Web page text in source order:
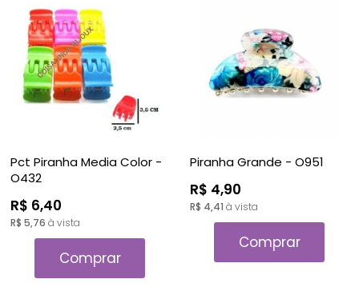
Pct Piranha Media Color -
O432
R$ 6,40
R$ 5,76 à vista
Comprar
Piranha Grande - O951
R$ 4,90
R$ 4,41 à vista
Comprar